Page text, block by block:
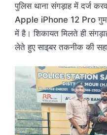
पुलिस थाना संगड़ाह में दर्ज
Apple iPhone 12 Pro गुम
में है। शिकायत मिलते ही
लेते हुए साइबर तकनीक की